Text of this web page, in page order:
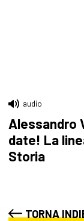
audio
Alessandro
date! La
Storia
TORNA